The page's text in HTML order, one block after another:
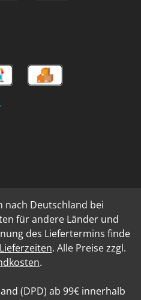
Deutschland bei
für andere Länder und
des Liefertermins finde
. Alle Preise zzgl.
.
(DPD) ab 99€ innerhalb